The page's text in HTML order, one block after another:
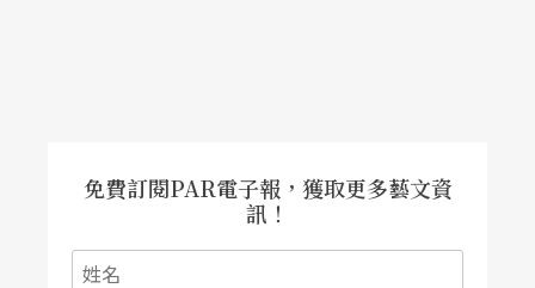
無伴奏大提琴組曲。然而，他卻從未想過要用它來
編舞。原因是他懷疑舞蹈是否有能力去豐富或再詮
免費訂閱PAR電子報，獲取更多藝文資
訊！